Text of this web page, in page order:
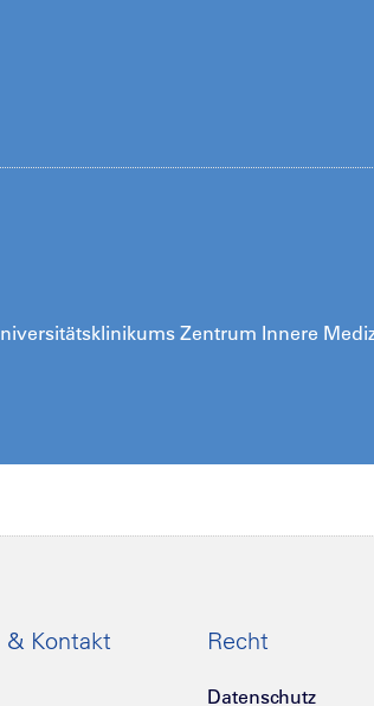
Zentrum Innere
& Kontakt Recht
Datenschutz